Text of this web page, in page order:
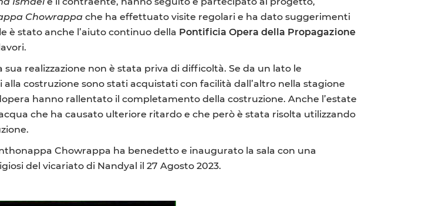
Chowrappache ha effettuato visite regolari e ha dato suggerimenti
è stato anche l’aiuto continuo della Pontificia Opera della Propagazione
realizzazione non è stata priva di difficoltà. Se da un lato le
costruzione sono stati acquistati con facilità dall’altro nella stagione
hanno rallentato il completamento della costruzione. Anche l’estate
che ha causato ulteriore ritardo e che però è stata risolta utilizzando
Chowrappa ha benedetto e inaugurato la sala con una
del vicariato di Nandyal il 27 Agosto 2023.